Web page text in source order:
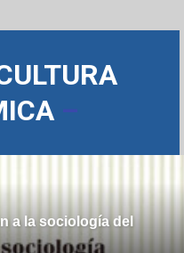
a la sociología del